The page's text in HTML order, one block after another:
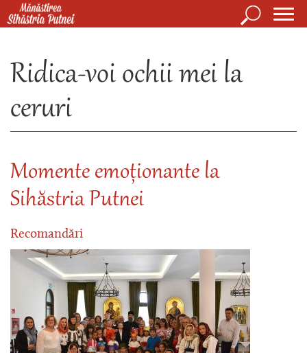
Mergi la conţinutul principal
Căutare
Ridica-voi ochii mei la
ceruri
Momente emoționante la
Sihăstria Putnei
Recomandări